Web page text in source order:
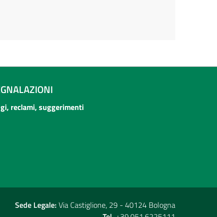
reclami, suggerimenti
Sede Legale: Via Castiglione, 29 - 40124 Bologna